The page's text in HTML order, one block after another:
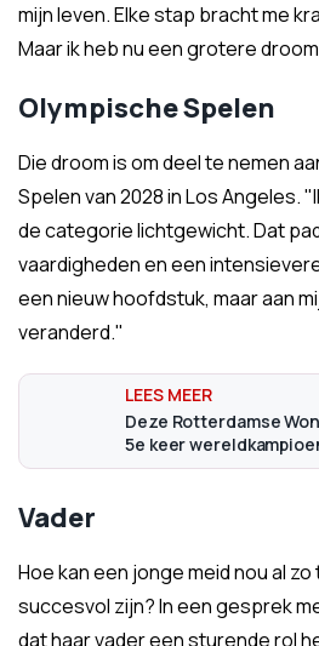
mijn leven. Elke stap bracht me
Maar ik heb nu een grotere
Olympische Spelen
Die droom is om deel te nemen
Spelen van 2028 in Los Angeles.
de categorie lichtgewicht. Dat
vaardigheden en een
een nieuw hoofdstuk, maar aan
veranderd."
Deze Rotterdamse
5e keer
Vader
Hoe kan een jonge meid nou al
succesvol zijn? In een gesprek
dat haar vader een sturende rol